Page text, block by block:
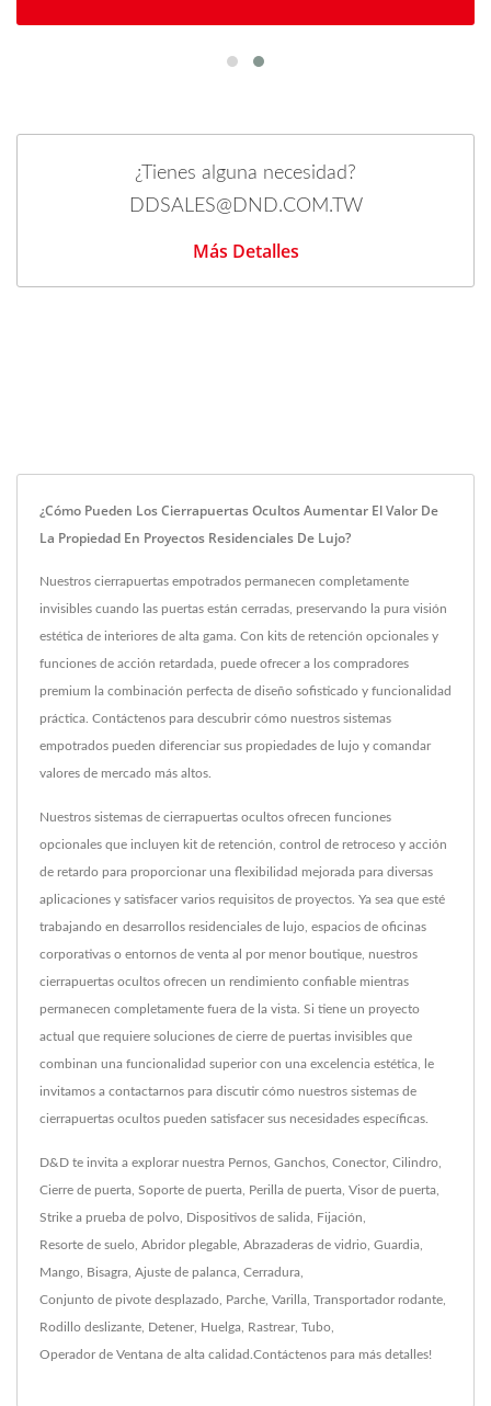
¿Tienes alguna necesidad?
DDSALES@DND.COM.TW
Más Detalles
¿Cómo Pueden Los Cierrapuertas Ocultos Aumentar El Valor De
La Propiedad En Proyectos Residenciales De Lujo?
Nuestros cierrapuertas empotrados permanecen completamente
invisibles cuando las puertas están cerradas, preservando la pura visión
estética de interiores de alta gama. Con kits de retención opcionales y
funciones de acción retardada, puede ofrecer a los compradores
premium la combinación perfecta de diseño sofisticado y funcionalidad
práctica. Contáctenos para descubrir cómo nuestros sistemas
empotrados pueden diferenciar sus propiedades de lujo y comandar
valores de mercado más altos.
Nuestros sistemas de cierrapuertas ocultos ofrecen funciones
opcionales que incluyen kit de retención, control de retroceso y acción
de retardo para proporcionar una flexibilidad mejorada para diversas
aplicaciones y satisfacer varios requisitos de proyectos. Ya sea que esté
trabajando en desarrollos residenciales de lujo, espacios de oficinas
corporativas o entornos de venta al por menor boutique, nuestros
cierrapuertas ocultos ofrecen un rendimiento confiable mientras
permanecen completamente fuera de la vista. Si tiene un proyecto
actual que requiere soluciones de cierre de puertas invisibles que
combinan una funcionalidad superior con una excelencia estética, le
invitamos a contactarnos para discutir cómo nuestros sistemas de
cierrapuertas ocultos pueden satisfacer sus necesidades específicas.
D&D te invita a explorar nuestra Pernos Ganchos Conector, Cilindro
Cierre de puerta Soporte de puerta Perilla de puerta Visor de puerta
Strike a prueba de polvo Dispositivos de salida Fijación
Resorte de suelo Abridor plegable Abrazaderas de vidrio Guardia
Mango Bisagra Ajuste de palanca Cerradura
Conjunto de pivote desplazado Parche Varilla Transportador rodante
Rodillo deslizante Detener, Huelga Rastrear, Tubo
Operador de Ventana de alta calidad. Contáctenos para más detalles!